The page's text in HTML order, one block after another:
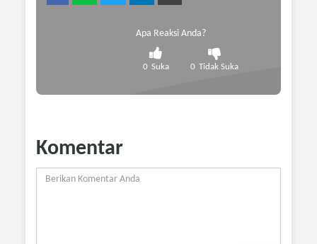
Apa Reaksi Anda?
0 Suka 0 Tidak Suka
Komentar